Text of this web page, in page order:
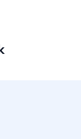
5 csillag.